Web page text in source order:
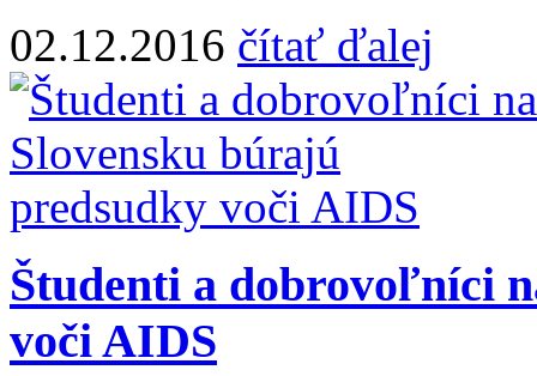
02.12.2016 čítať ďalej
Študenti a dobrovoľníci
voči AIDS